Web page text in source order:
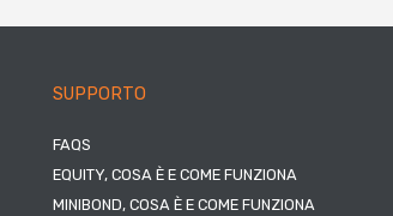
SUPPORTO
FAQS
EQUITY, COSA È E COME FUNZIONA
MINIBOND, COSA È E COME FUNZIONA